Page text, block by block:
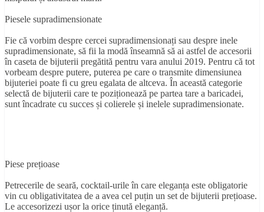
Piesele supradimensionate
Fie că vorbim despre cercei supradimensionați sau despre inele
supradimensionate, să fii la modă înseamnă să ai astfel de accesorii
în caseta de bijuterii pregătită pentru vara anului 2019. Pentru că tot
vorbeam despre putere, puterea pe care o transmite dimensiunea
bijuteriei poate fi cu greu egalata de altceva. În această categorie
selectă de bijuterii care te poziționează pe partea tare a baricadei,
sunt încadrate cu succes și colierele și inelele supradimensionate.
Piese prețioase
Petrecerile de seară, cocktail-urile în care eleganța este obligatorie
vin cu obligativitatea de a avea cel puțin un set de bijuterii prețioase.
Le accesorizezi ușor la orice ținută eleganță.